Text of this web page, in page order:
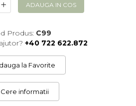
ADAUGA IN COS
Produs: C99
+40 722 622.872
la Favorite
Cere informatii